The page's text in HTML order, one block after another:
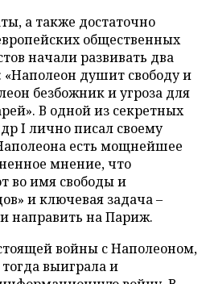
а также достаточно
общественных
начали развивать два
«Наполеон душит свободу и
безбожник и угроза для
В одной из секретных
I лично писал своему
есть мощнейшее
мнение, что
во имя свободы и
и ключевая задача –
направить на Париж.
войны с Наполеоном,
выиграла и